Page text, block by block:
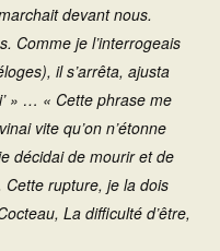
devant nous.
Comme je l’interrogeais
il s’arrêta, ajusta
» … « Cette phrase me
vite qu’on n’étonne
décidai de mourir et de
rupture, je la dois
La difficulté d’être,